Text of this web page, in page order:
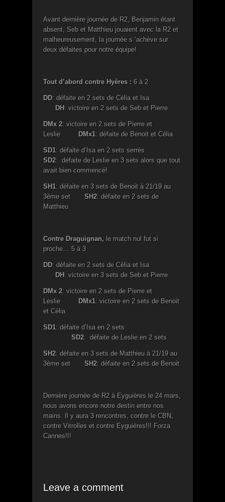
Avant dernière journée de R2, Benjamin étant
absent, Seb et Matthieu jouaient avec la R2 et
malheureusement, la journée s ‘achève sur
deux défaites pour notre équipe!
Tout d’abord contre Hyères : 6 à 2
DD: défaite en 2 sets de Célia et Isa
DH : victoire en 2 sets de Seb et Pierre
DMx 2: victoire en 2 sets de Pierre et
Leslie
DMx1: défaite de Benoit et Célia
SD1: défaite d’Isa en 2 sets serrés
SD2: défaite de Leslie en 3 sets alors que tout
avait bien commencé!
SH1: défaite en 3 sets de Benoit à 21/19 au
3ème set SH2: défaite en 2 sets de
Matthieu
Contre Draguignan, le match nul fut si
proche… 5 à 3
DD: défaite en 2 sets de Célia et Isa
DH : victoire en 3 sets de Seb et Pierre
DMx 2: victoire en 2 sets de Pierre et
Leslie
DMx1: victoire en 2 sets de Benoit
et Célia
SD1: défaite d’Isa en 2 sets
SD2: défaite de Leslie en 2 sets
SH2: défaite en 3 sets de Matthieu à 21/19 au
3ème set SH2: défaite en 2 sets de Benoit
Dernière journée de R2 à Eyguières le 24 mars,
nous avons encore notre destin entre nos
mains. Il y aura 3 rencontres, contre le CBN,
contre Vitrolles et contre Eyguières!!! Forza
Cannes!!!
Leave a comment